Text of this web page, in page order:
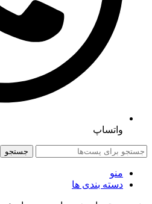
واتساپ
جستجو
منو
دسته بندی ها